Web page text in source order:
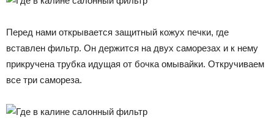
Перед нами открывается защитный кожух печки, где
вставлен фильтр. Он держится на двух саморезах и к нему
прикручена трубка идущая от бочка омывайки. Откручиваем
все три самореза.